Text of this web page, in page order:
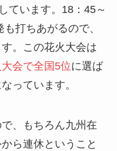
ています。18：45～
打ちあがるので、
。この花火大会は
会で全国5位に選ば
っています。
、もちろん九州在
ら連休ということ